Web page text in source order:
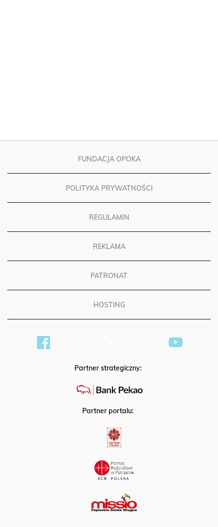
FUNDACJA OPOKA
POLITYKA PRYWATNOŚCI
REGULAMIN
REKLAMA
PATRONAT
HOSTING
Partner strategiczny:
Partner portalu: